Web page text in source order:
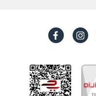
Sıkça sorulan sorular
İşlem rehberi
Hesap oluştur
Koşullar ve şartlar